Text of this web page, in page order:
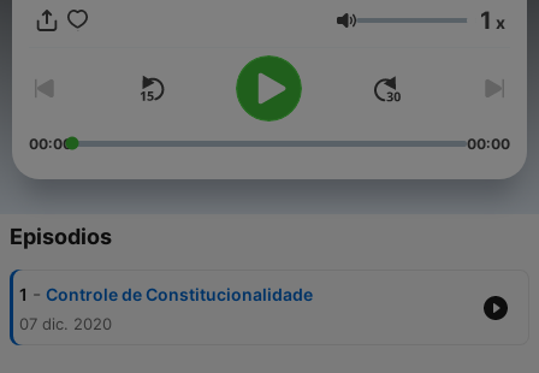
Volumen 1 x
00:00 00:00
Episodios
1 - Controle de Constitucionalidade
07 dic. 2020